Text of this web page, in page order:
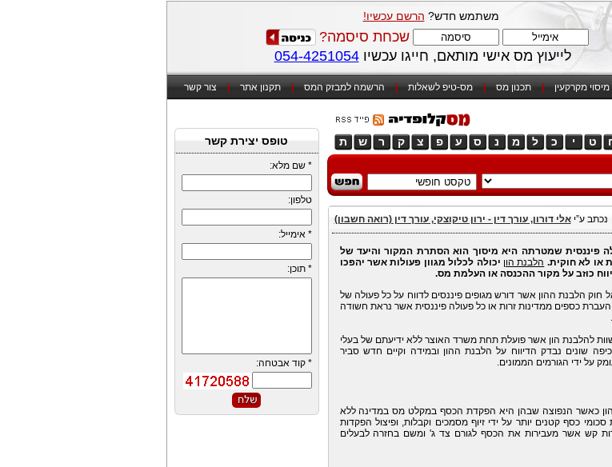
משתמש חדש? הרשם עכשיו!
שכחת סיסמה?
לייעוץ מס אישי מותאם, חייגו עכשיו054-4251054
מיסוי מקרקעין תכנון מס מס-טיפ לשאלות הרשמה למבזק המס תקנון אתר צור קשר
טופס יצירת קשר
* שם מלא:
טלפון:
* אימייל:
* תוכן:
* קוד אבטחה:
ט י כ ל מ נ ס ע פ צ ק ר ש ת
נכתב ע”יאלי דורון, עורך דין - ירון טיקוצקי, עורך דין (רואה חשבון)
פיננסית שמטרתה היא מיסוך הוא הסתרת המקור והיעד של
או לא חוקית. הלבנת הון יכולה לכלול מגוון פעולות אשר יהפכו
כוזב על מקור ההכנסה או העלמת מס.
חוקק בישראל חוק הלבנת ההון אשר דורש מגופים פיננסים לדווח על כל פעולה של
כספים ממדינות זרות או כל פעולה פיננסית אשר נראת חשודה
להלבנת הון אשר פועלת תחת משרד האוצר ללא ידיעתם של בעלי
שונים נבדק הדיווח על הלבנת ההון ובמידה וקיים חדש סביר
על ידי הגורמים הממונים.
הון כאשר הנפוצה שבהן היא הפקדת הכסף במקלט מס במדינה ללא
כסף קטנים יותר על ידי זיוף מסמכים וקבלות, ופיצול הפקדות
קש אשר מעבירות את הכסף לגורם צד ג' ומשם בחזרה לבעלים